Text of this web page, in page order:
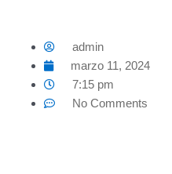
admin
marzo 11, 2024
7:15 pm
No Comments